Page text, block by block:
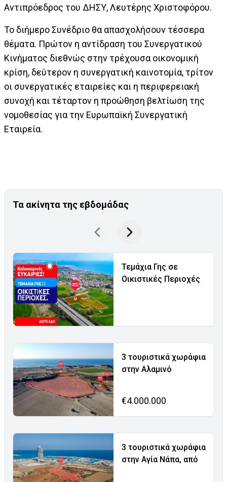
Αντιπρόεδρος του ΔΗΣΥ, Λευτέρης Χριστοφόρου.
Το διήμερο Συνέδριο θα απασχολήσουν τέσσερα
θέματα. Πρώτον η αντίδραση του Συνεργατικού
Κινήματος διεθνώς στην τρέχουσα οικονομική
κρίση, δεύτερον η συνεργατική καινοτομία, τρίτον
οι συνεργατικές εταιρείες και η περιφερειακή
συνοχή και τέταρτον η προώθηση βελτίωση της
νομοθεσίας για την Ευρωπαϊκή Συνεργατική
Εταιρεία.
Τα ακίνητα της εβδομάδας
Τεμάχια Γης σε
Οικιστικές Περιοχές
3 τουριστικά χωράφια
στην Αλαμινό
€4.000.000
3 τουριστικά χωράφια
στην Αγία Νάπα, από